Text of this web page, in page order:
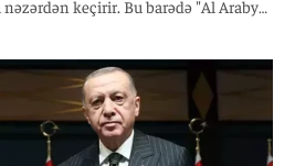
keçirir. Bu barədə "Al Araby